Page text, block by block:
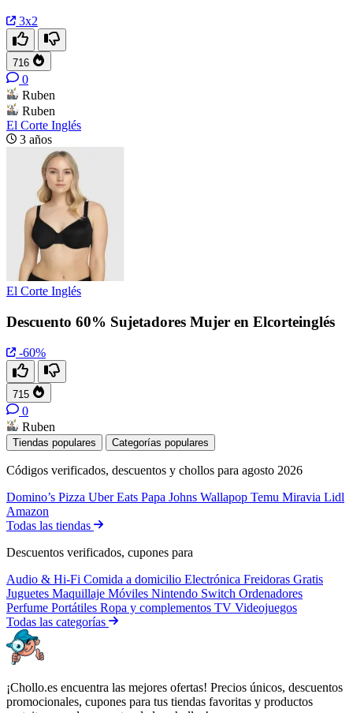
3x2
716
0
Ruben
Ruben
El Corte Inglés
3 años
El Corte Inglés
Descuento 60% Sujetadores Mujer en Elcorteinglés
-60%
715
0
Ruben
Tiendas populares Categorías populares
Códigos verificados, descuentos y chollos para agosto 2026
Domino’s Pizza Uber Eats Papa Johns Wallapop Temu Miravia Lidl
Amazon
Todas las tiendas
Descuentos verificados, cupones para
Audio & Hi-Fi Comida a domicilio Electrónica Freidoras Gratis
Juguetes Maquillaje Móviles Nintendo Switch Ordenadores
Perfume Portátiles Ropa y complementos TV Videojuegos
Todas las categorías
¡Chollo.es encuentra las mejores ofertas! Precios únicos, descuentos
promocionales, cupones para tus tiendas favoritas y productos